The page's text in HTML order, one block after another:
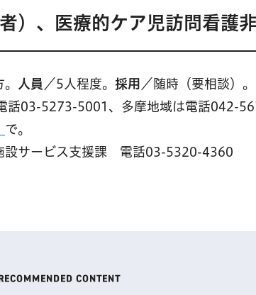
）、医療的ケア児訪問看護
人員 ／5人程度。 採用 ／随時（要相談）。
話03-5273-5001、多摩地域は電話042-
で。
設サービス支援課 電話03-5320-4360